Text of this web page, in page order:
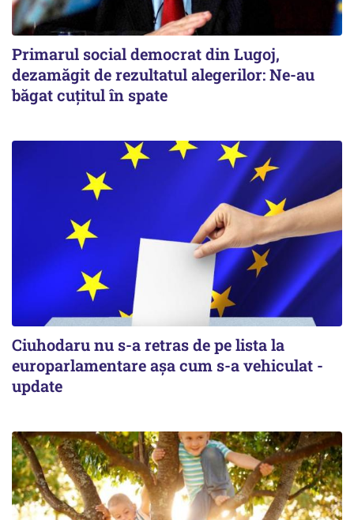
Primarul social democrat din Lugoj,
dezamăgit de rezultatul alegerilor: Ne-au
băgat cuţitul în spate
Ciuhodaru nu s-a retras de pe lista la
europarlamentare așa cum s-a vehiculat -
update